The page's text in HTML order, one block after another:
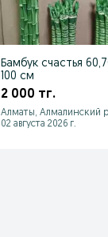
Бамбук счастья
100 см
2 000 тг.
Алматы, Алмалинский
02 августа 2026 г.